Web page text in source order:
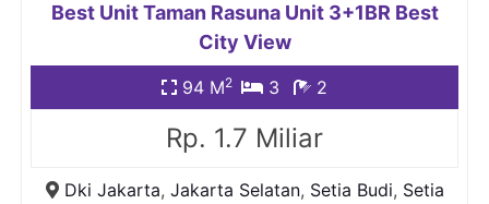
Best Unit Taman Rasuna Unit 3+1BR Best
City View
94 M2 3 2
Rp. 1.7 Miliar
Dki Jakarta, Jakarta Selatan, Setia Budi, Setia